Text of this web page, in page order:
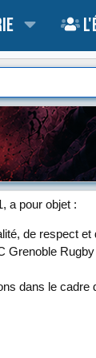
a pour objet :
de respect et
Grenoble Rugby
dans le cadre